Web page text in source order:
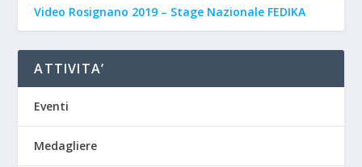
Video Rosignano 2019 – Stage Nazionale FEDIKA
ATTIVITA’
Eventi
Medagliere